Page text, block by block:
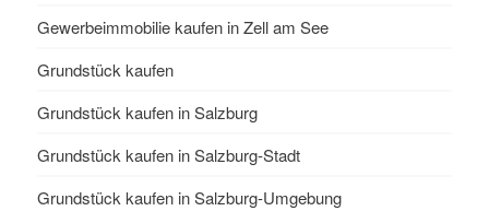
Gewerbeimmobilie kaufen in Zell am See
Grundstück kaufen
Grundstück kaufen in Salzburg
Grundstück kaufen in Salzburg-Stadt
Grundstück kaufen in Salzburg-Umgebung